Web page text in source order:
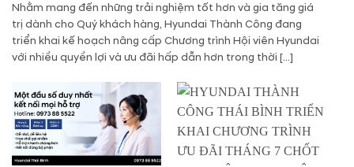
Nhằm mang đến những trải nghiệm tốt hơn và gia tăng giá
trị dành cho Quý khách hàng, Hyundai Thành Công đang
triển khai kế hoạch nâng cấp Chương trình Hội viên Hyundai
với nhiều quyền lợi và ưu đãi hấp dẫn hơn trong thời […]